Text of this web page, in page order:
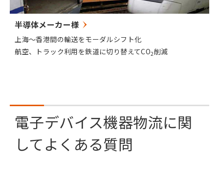
半導体メーカー様
上海〜香港間の輸送をモーダルシフト化
航空、トラック利用を鉄道に切り替えてCO2削減
電子デバイス機器物流に関
してよくある質問